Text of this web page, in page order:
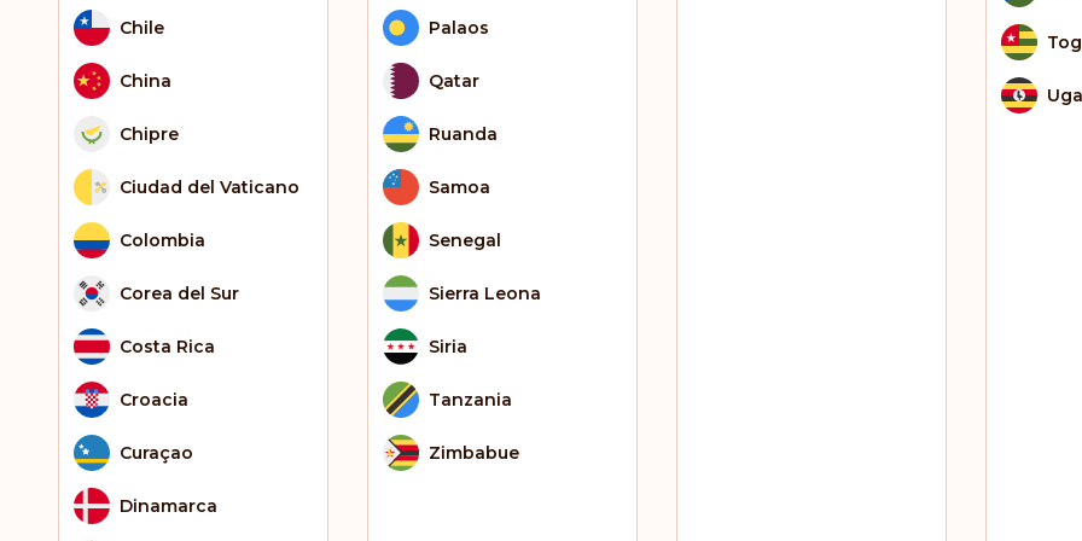
Chile
China
Chipre
Ciudad del Vaticano
Colombia
Corea del Sur
Costa Rica
Croacia
Curaçao
Dinamarca
Palaos
Qatar
Ruanda
Samoa
Senegal
Sierra Leona
Siria
Tanzania
Zimbabue